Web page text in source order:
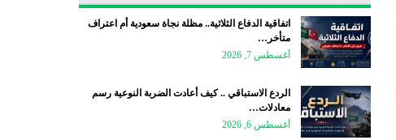
اتفاقية الدفاع الثلاثية.. مظلة نجاة سعودية أم اعتراف
متأخر…
أغسطس 7, 2026
الردع الاستباقي .. كيف أعادت الضربة النوعية رسم
معادلات…
أغسطس 6, 2026